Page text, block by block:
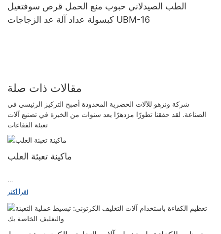
الطب الصيدلاني حبوب منع الحمل قرص سوفتغيل
كبسولة عداد آلة عد الزجاجات UBM-16
مقالات ذات صلة
شركة ونزهو للآلات الحضرية المحدودة أصبح التركيز الرئيسي في
الصناعة. لقد حققنا تطورًا مزدهرًا بعد سنوات من الخبرة في تصنيع آلات
تعبئة الفقاعات
ماكينة تعبئة العلب
يتم تقسيم تغذية آلة التعبئة الأوتوماتيكية عمومًا إلى ثلاثة مداخل: مدخل
تقسيم العملية بدءًا من تغذية الصندوق إلى التغليف النهائي تقريبًا إلى أربع
مراحل: مشبك السكك الحديدية يثبت الصندوق في مكانه ويفتح الصندوق
بلوحة دفع، في حين ترتفع دعامتان متحركتان للأمام من الأسفل وتثبتان
اقرأ أكثر